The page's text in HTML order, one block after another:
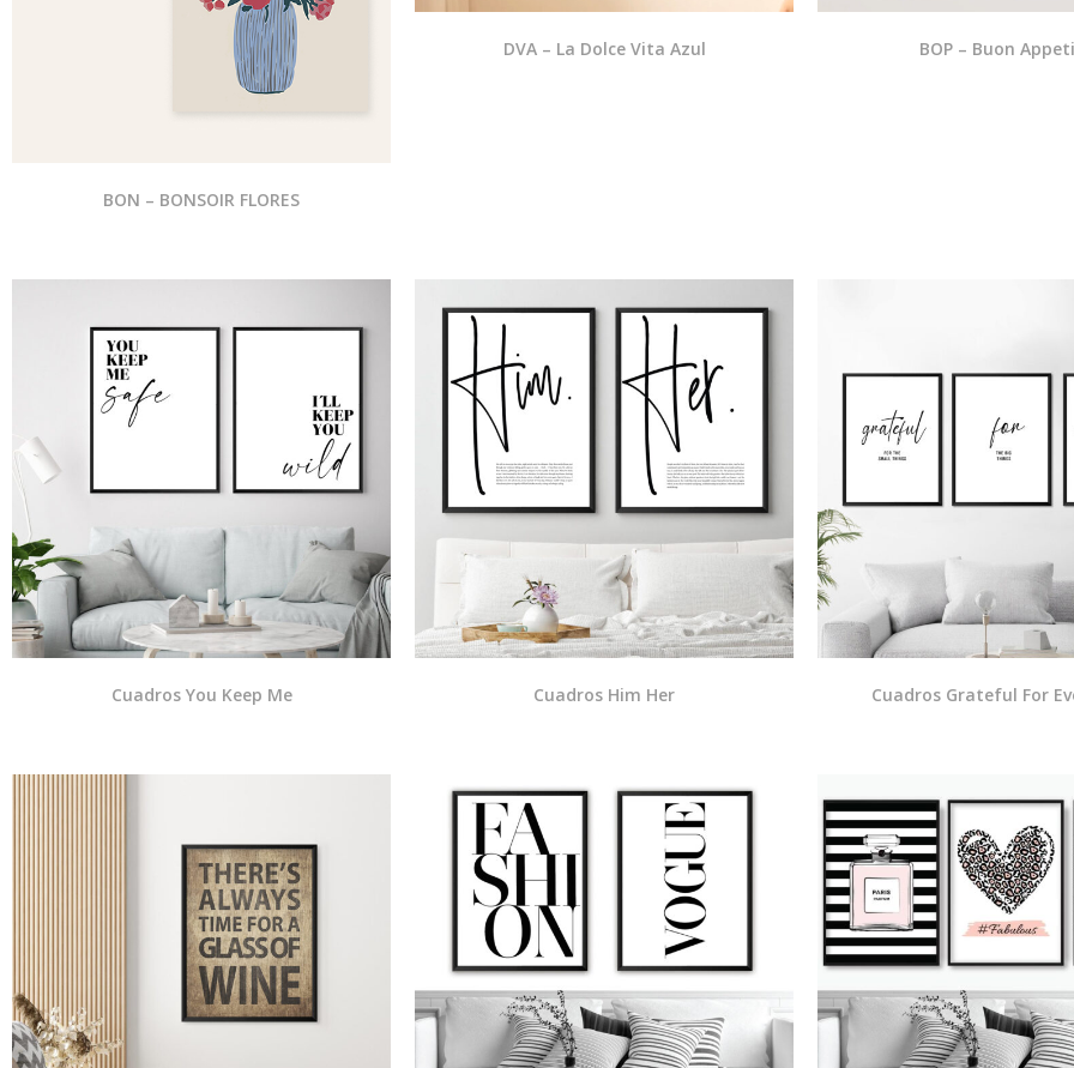
BON – BONSOIR FLORES
DVA – La Dolce Vita Azul BOP – Buon
Cuadros You Keep Me Cuadros Him Her Cuadros Grateful For